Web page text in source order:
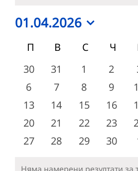
01.04.2026
date.
Календар
на
Събития
П ПОНЕДЕЛНИК
В ВТОРНИК
С СРЯДА
Ч
0
събития
30
0
събития
31
0
събития
1
0
2
0
събития
6
0
събития
7
0
събития
8
0
9
0
0
събития
13
0
събития
14
0
събития
15
0
16
0
0
събития
20
0
събития
21
0
събития
22
0
23
0
27
0
28
0
29
0
30